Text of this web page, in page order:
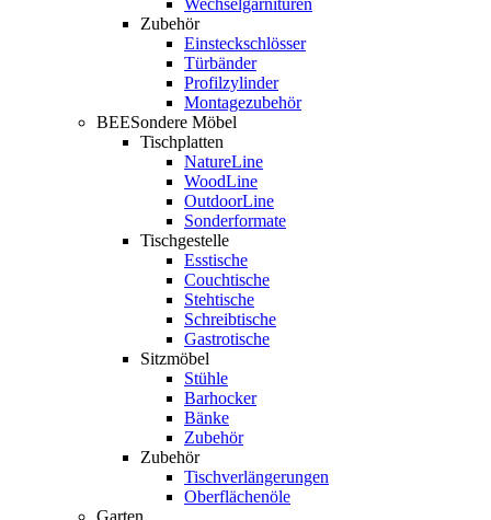
Zubehör
Einsteckschlösser
Türbänder
Profilzylinder
Montagezubehör
BEESondere Möbel
Tischplatten
NatureLine
WoodLine
OutdoorLine
Sonderformate
Tischgestelle
Esstische
Couchtische
Stehtische
Schreibtische
Gastrotische
Sitzmöbel
Stühle
Barhocker
Bänke
Zubehör
Zubehör
Tischverlängerungen
Oberflächenöle
Garten